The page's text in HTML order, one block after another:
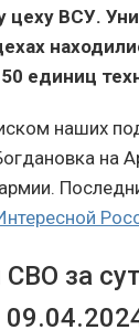
цеху ВСУ.
единиц
наших
на
за